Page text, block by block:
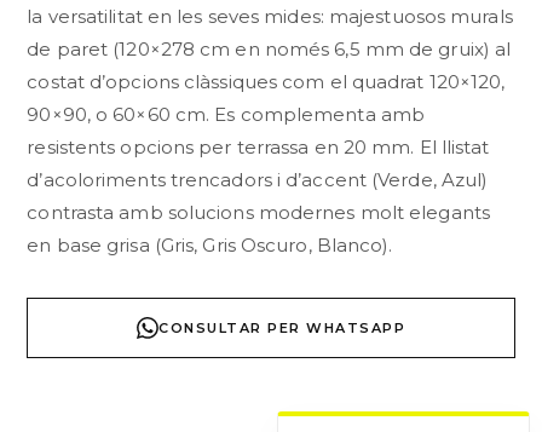
la versatilitat en les seves mides: majestuosos murals
de paret (120×278 cm en només 6,5 mm de gruix) al
costat d’opcions clàssiques com el quadrat 120×120,
90×90, o 60×60 cm. Es complementa amb
resistents opcions per terrassa en 20 mm. El llistat
d’acoloriments trencadors i d’accent (Verde, Azul)
contrasta amb solucions modernes molt elegants
en base grisa (Gris, Gris Oscuro, Blanco).
CONSULTAR PER WHATSAPP